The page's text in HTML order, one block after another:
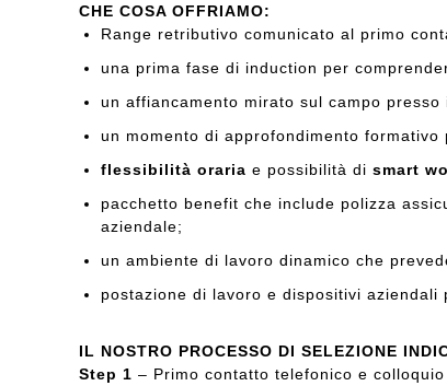
CHE COSA OFFRIAMO:
Range retributivo comunicato al primo
una prima fase di induction per
un affiancamento mirato sul campo
un momento di approfondimento
flessibilità oraria e possibilità di smart
pacchetto benefit che include polizza
aziendale;
un ambiente di lavoro dinamico che
postazione di lavoro e dispositivi
IL NOSTRO PROCESSO DI SELEZIONE
Step 1 – Primo contatto telefonico e